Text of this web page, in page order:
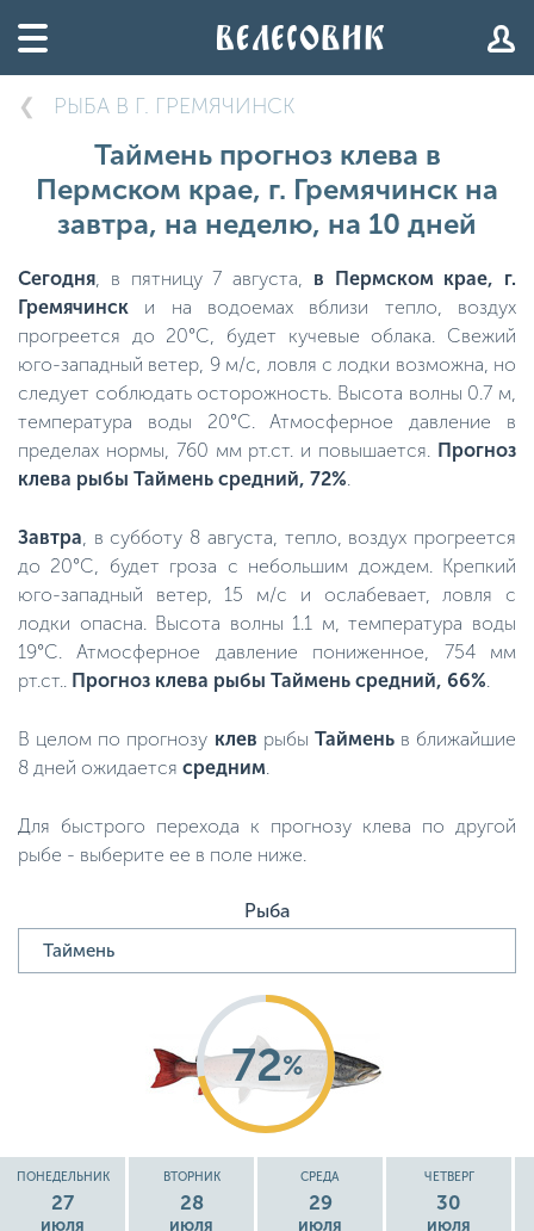
РЫБА В Г. ГРЕМЯЧИНСК
Таймень прогноз клева в
Пермском крае, г. Гремячинск на
завтра, на неделю, на 10 дней
Сегодня, в пятницу 7 августа, в Пермском крае, г.
Гремячинск и на водоемах вблизи тепло, воздух
прогреется до 20°C, будет кучевые облака. Свежий
юго-западный ветер, 9 м/с, ловля с лодки возможна, но
следует соблюдать осторожность. Высота волны 0.7 м,
температура воды 20°C. Атмосферное давление в
пределах нормы, 760 мм рт.ст. и повышается. Прогноз
клева рыбы Таймень средний, 72%.
Завтра, в субботу 8 августа, тепло, воздух прогреется
до 20°C, будет гроза с небольшим дождем. Крепкий
юго-западный ветер, 15 м/с и ослабевает, ловля с
лодки опасна. Высота волны 1.1 м, температура воды
19°C. Атмосферное давление пониженное, 754 мм
рт.ст.. Прогноз клева рыбы Таймень средний, 66%.
В целом по прогнозу клев рыбы Тайменьв ближайшие
8 дней ожидается средним.
Для быстрого перехода к прогнозу клева по другой
рыбе - выберите ее в поле ниже.
Рыба
72%
ПОНЕДЕЛЬНИК
27
июля
ВТОРНИК
28
июля
СРЕДА
29
июля
ЧЕТВЕРГ
30
июля